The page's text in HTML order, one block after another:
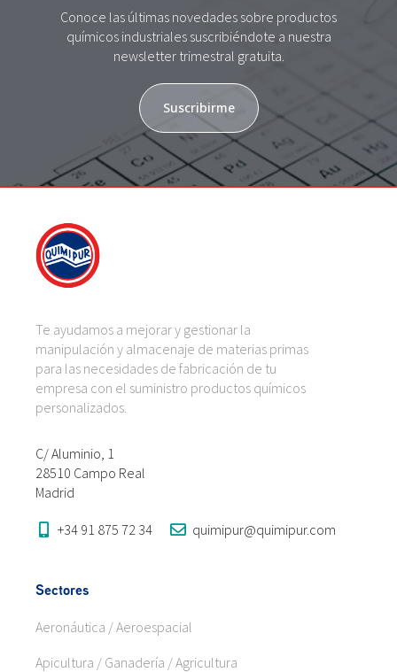
Conoce las últimas novedades sobre productos
químicos industriales suscribiéndote a nuestra
newsletter trimestral gratuita.
Suscribirme
Te ayudamos a mejorar y gestionar la
manipulación y almacenaje de materias primas
para las necesidades de fabricación de tu
empresa con el suministro productos químicos
personalizados.
C/ Aluminio, 1
28510 Campo Real
Madrid
+34 91 875 72 34 quimipur@quimipur.com
Sectores
Aeronáutica / Aeroespacial
Apicultura / Ganadería / Agricultura